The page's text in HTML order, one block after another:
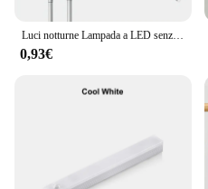
Luci notturne Lampada a LED senza fili Sensore di movimento USB ricaricabile magnetico per armadio Camera Armadio Cucina Corridoio Lampadina rilevatore di tubi
0,93€